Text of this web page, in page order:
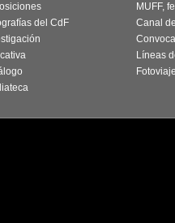
del CdF
MUFF,
Canal
Líneas